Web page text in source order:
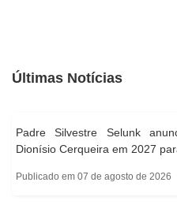
Últimas Notícias
Padre Silvestre Selunk
Dionísio Cerqueira em 2027
Publicado em 07 de agosto de 2026